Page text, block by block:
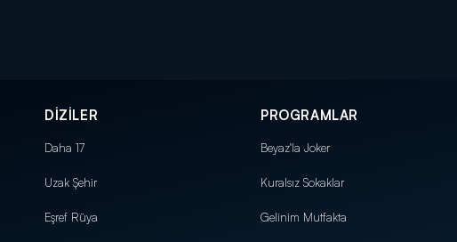
DİZİLER
Daha 17
Uzak Şehir
Eşref Rüya
PROGRAMLAR
Beyaz'la Joker
Kuralsız Sokaklar
Gelinim Mutfakta